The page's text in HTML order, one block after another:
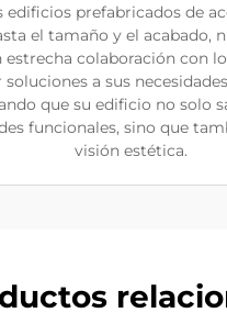
edificios prefabricados de
el tamaño y el acabado,
estrecha colaboración con
a sus
que su edificio no solo
funcionales, sino que
visión estética.